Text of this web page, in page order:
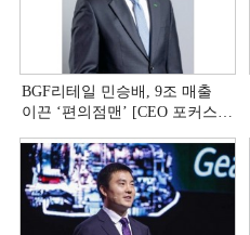
BGF리테일 민승배, 9조 매출
이끈 ‘편의점맨ʼ [CEO 포커스